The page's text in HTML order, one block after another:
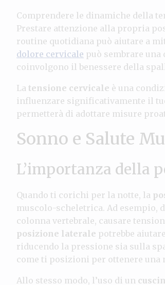
Comprendere le dinamiche della
Prestare attenzione alla propria
routine quotidiana può aiutare a
dolore cervicale può sembrare
coinvolgono il benessere della
La tensione cervicale è una
influenzare significativamente il
permetterà di adottare misure
Sonno e Salute
L’importanza della
Quando ti corichi per la notte, la
muscolo-scheletrica. Ad esempio,
colonna vertebrale, causare
posizione laterale potrebbe
riducendo la pressione sia sulla
come ti posizioni per ottenere una
Allo stesso modo, l’uso di un